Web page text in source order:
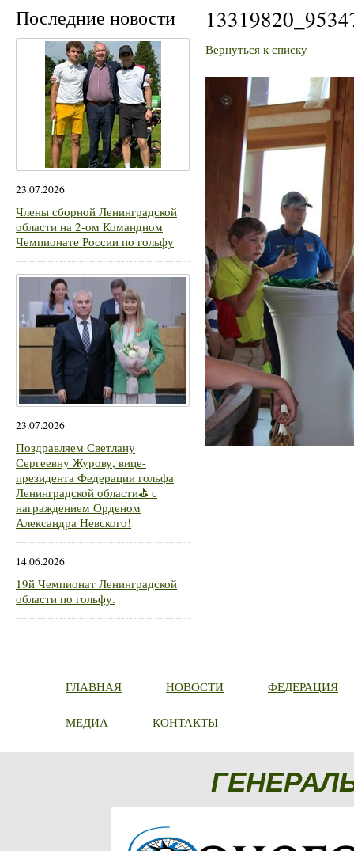
Последние новости
23.07.2026
Члены сборной Ленинградской
области на 2-ом Командном
Чемпионате России по гольфу
23.07.2026
Поздравляем Светлану
Сергеевну Журову, вице-
президента Федерации гольфа
Ленинградской области⛳ с
награждением Орденом
Александра Невского!
14.06.2026
19й Чемпионат Ленинградской
области по гольфу.
Вернуться к списку
ГЛАВНАЯ НОВОСТИ ФЕДЕРАЦИЯ
МЕДИА КОНТАКТЫ